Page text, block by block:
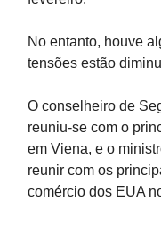
No entanto, houve
tensões estão
O conselheiro de
reuniu-se com o
em Viena, e o
reunir com os
comércio dos EUA